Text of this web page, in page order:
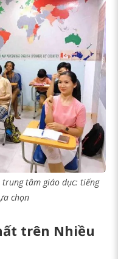
tâm giáo dục: tiếng
chọn
trên Nhiều